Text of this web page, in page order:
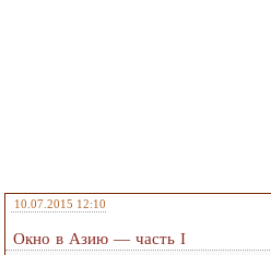
10.07.2015 12:10
Окно в Азию — часть I